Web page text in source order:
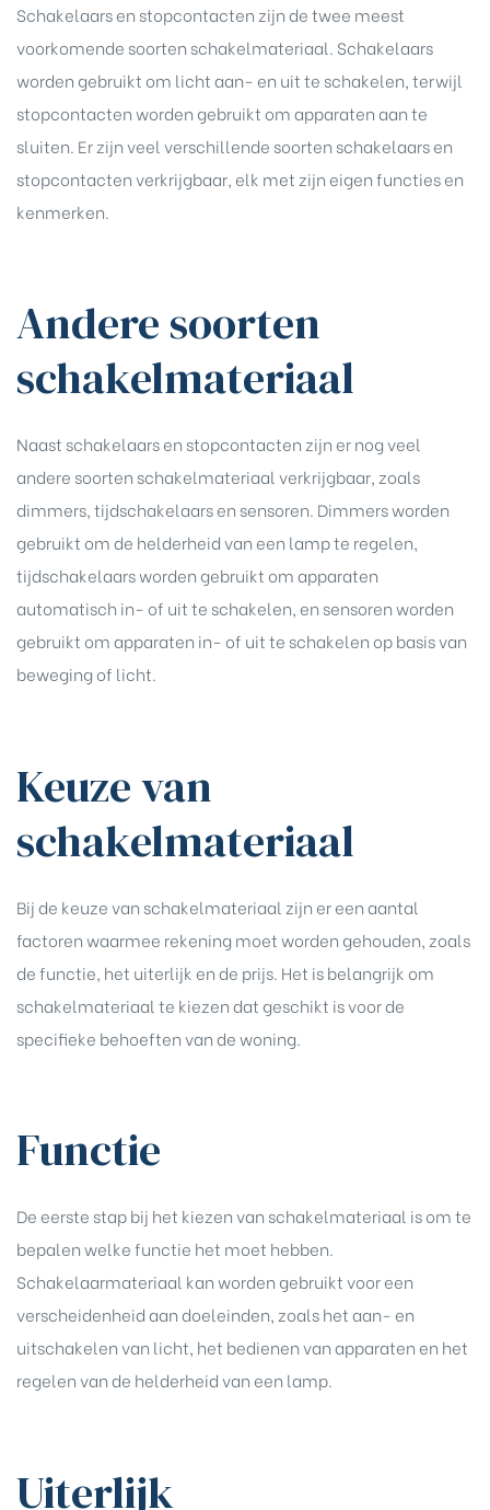
Schakelaarsen stopcontacten zijn de twee meest
voorkomende soorten schakelmateriaal. Schakelaars
worden gebruikt om licht aan- en uit te schakelen, terwijl
stopcontacten worden gebruikt om apparaten aan te
sluiten. Er zijn veel verschillende soorten schakelaars en
stopcontacten verkrijgbaar, elk met zijn eigen functies en
kenmerken.
Andere soorten
schakelmateriaal
Naast schakelaars en stopcontacten zijn er nog veel
andere soorten schakelmateriaal verkrijgbaar, zoals
dimmers, tijdschakelaars en sensoren. Dimmers worden
gebruikt om de helderheid van een lamp te regelen,
tijdschakelaars worden gebruikt om apparaten
automatisch in- of uit te schakelen, en sensoren worden
gebruikt om apparaten in- of uit te schakelen op basis van
beweging of licht.
Keuze van
schakelmateriaal
Bij de keuze van schakelmateriaal zijn er een aantal
factoren waarmee rekening moet worden gehouden, zoals
de functie, het uiterlijk en de prijs. Het is belangrijk om
schakelmateriaal te kiezen dat geschikt is voor de
specifieke behoeften van de woning.
Functie
De eerste stap bij het kiezen van schakelmateriaal is om te
bepalen welke functie het moet hebben.
Schakelaarmateriaal kan worden gebruikt voor een
verscheidenheid aan doeleinden, zoals het aan- en
uitschakelen van licht, het bedienen van apparaten en het
regelen van de helderheid van een lamp.
Uiterlijk